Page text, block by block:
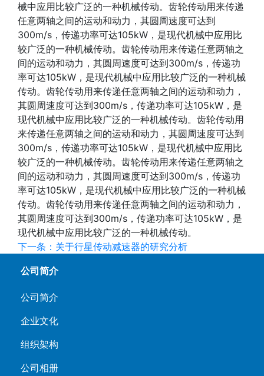
械中应用比较广泛的一种机械传动。齿轮传动用来传递
任意两轴之间的运动和动力，其圆周速度可达到
300m/s，传递功率可达105kW，是现代机械中应用比
较广泛的一种机械传动。齿轮传动用来传递任意两轴之
间的运动和动力，其圆周速度可达到300m/s，传递功
率可达105kW，是现代机械中应用比较广泛的一种机械
传动。齿轮传动用来传递任意两轴之间的运动和动力，
其圆周速度可达到300m/s，传递功率可达105kW，是
现代机械中应用比较广泛的一种机械传动。齿轮传动用
来传递任意两轴之间的运动和动力，其圆周速度可达到
300m/s，传递功率可达105kW，是现代机械中应用比
较广泛的一种机械传动。齿轮传动用来传递任意两轴之
间的运动和动力，其圆周速度可达到300m/s，传递功
率可达105kW，是现代机械中应用比较广泛的一种机械
传动。齿轮传动用来传递任意两轴之间的运动和动力，
其圆周速度可达到300m/s，传递功率可达105kW，是
现代机械中应用比较广泛的一种机械传动。
下一条：关于行星传动减速器的研究分析
公司简介
公司简介
企业文化
组织架构
公司相册